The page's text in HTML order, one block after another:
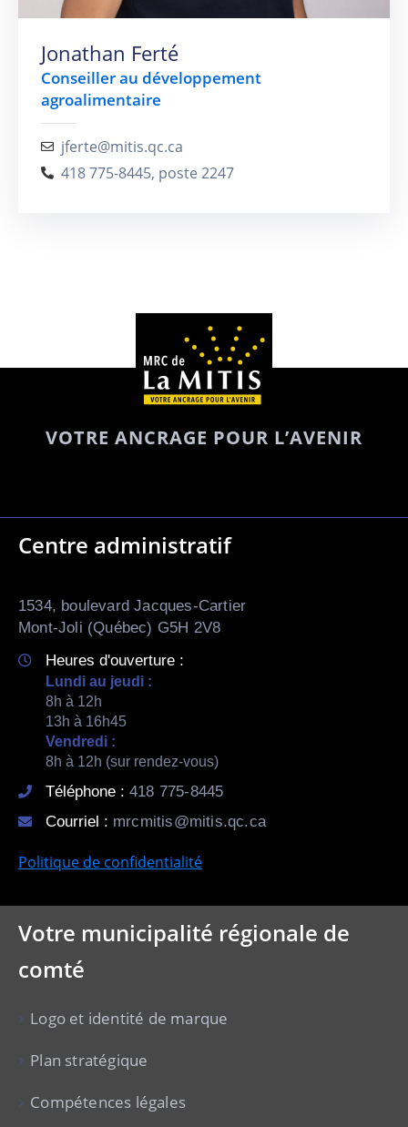
Jonathan Ferté
Conseiller au développement
agroalimentaire
jferte@mitis.qc.ca
418 775-8445, poste 2247
VOTRE ANCRAGE POUR L’AVENIR
Centre administratif
1534, boulevard Jacques-Cartier
Mont-Joli (Québec) G5H 2V8
Heures d'ouverture :
Lundi au jeudi :
8h à 12h
13h à 16h45
Vendredi :
8h à 12h (sur rendez-vous)
Téléphone : 418 775-8445
Courriel : mrcmitis@mitis.qc.ca
Politique de confidentialité
Votre municipalité régionale de
comté
Logo et identité de marque
Plan stratégique
Compétences légales